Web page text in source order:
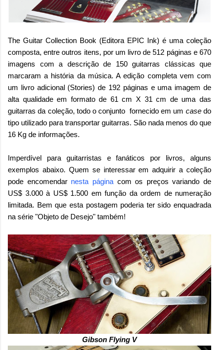
The Guitar Collection Book (Editora EPIC Ink) é uma coleção
composta, entre outros itens, por um livro de 512 páginas e 670
imagens com a descrição de 150 guitarras clássicas que
marcaram a história da música. A edição completa vem com
um livro adicional (Stories) de 192 páginas e uma imagem de
alta qualidade em formato de 61 cm X 31 cm de uma das
guitarras da coleção, todo o conjunto fornecido em um casedo
tipo utilizado para transportar guitarras. São nada menos do que
16 Kg de informações.
Imperdível para guitarristas e fanáticos por livros, alguns
exemplos abaixo. Quem se interessar em adquirir a coleção
pode encomendar nesta páginacom os preços variando de
US$ 3.000 à US$ 1.500 em função da ordem de numeração
limitada. Bem que esta postagem poderia ter sido enquadrada
na série "Objeto de Desejo" também!
Gibson Flying V